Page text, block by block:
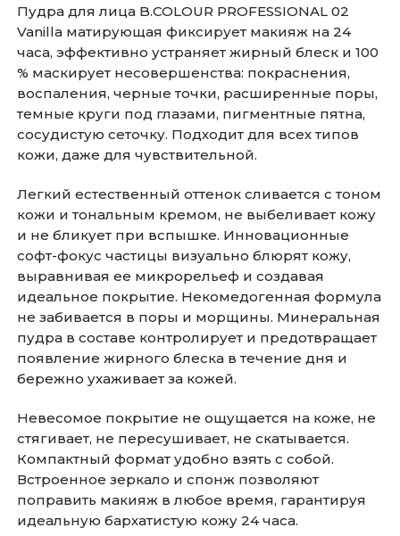
Пудра для лица B.COLOUR PROFESSIONAL 02
Vanilla матирующая фиксирует макияж на 24
часа, эффективно устраняет жирный блеск и 100
% маскирует несовершенства: покраснения,
воспаления, черные точки, расширенные поры,
темные круги под глазами, пигментные пятна,
сосудистую сеточку. Подходит для всех типов
кожи, даже для чувствительной.
Легкий естественный оттенок сливается с тоном
кожи и тональным кремом, не выбеливает кожу
и не бликует при вспышке. Инновационные
софт-фокус частицы визуально блюрят кожу,
выравнивая ее микрорельеф и создавая
идеальное покрытие. Некомедогенная формула
не забивается в поры и морщины. Минеральная
пудра в составе контролирует и предотвращает
появление жирного блеска в течение дня и
бережно ухаживает за кожей.
Невесомое покрытие не ощущается на коже, не
стягивает, не пересушивает, не скатывается.
Компактный формат удобно взять с собой.
Встроенное зеркало и спонж позволяют
поправить макияж в любое время, гарантируя
идеальную бархатистую кожу 24 часа.